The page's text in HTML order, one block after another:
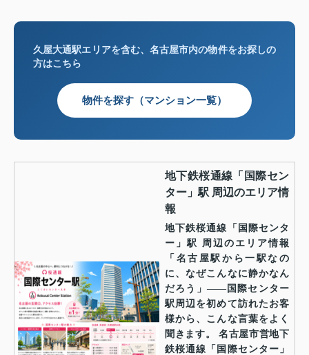
久屋大通駅エリアを含む、名古屋市内の物件をお探しの
方はこちら
物件を探す（マンション一覧）
地下鉄桜通線「国際セン
ター」駅 周辺のエリア情
報
地下鉄桜通線「国際センタ
ー」駅 周辺のエリア情報
「名古屋駅から一駅なの
に、なぜこんなに静かなん
だろう」——国際センター
駅周辺を初めて訪れたお客
様から、こんな言葉をよく
聞きます。 名古屋市営地下
鉄桜通線「国際センター」